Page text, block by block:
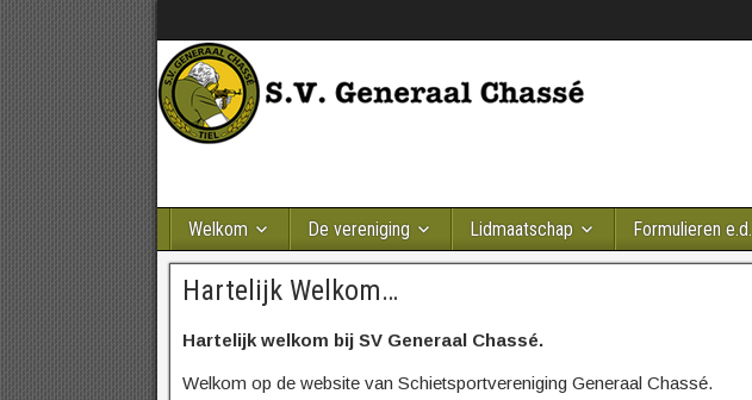
Welkom De vereniging Lidmaatschap Formulieren e.d.
Hartelijk Welkom…
Hartelijk welkom bij SV Generaal Chassé.
Welkom op de website van Schietsportvereniging Generaal Chassé.